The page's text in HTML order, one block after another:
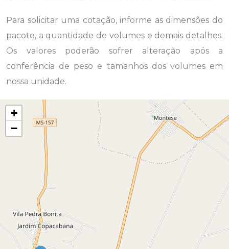
Para solicitar uma cotação, informe as dimensões do
pacote, a quantidade de volumes e demais detalhes.
Os valores poderão sofrer alteração após a
conferência de peso e tamanhos dos volumes em
nossa unidade.
+
−